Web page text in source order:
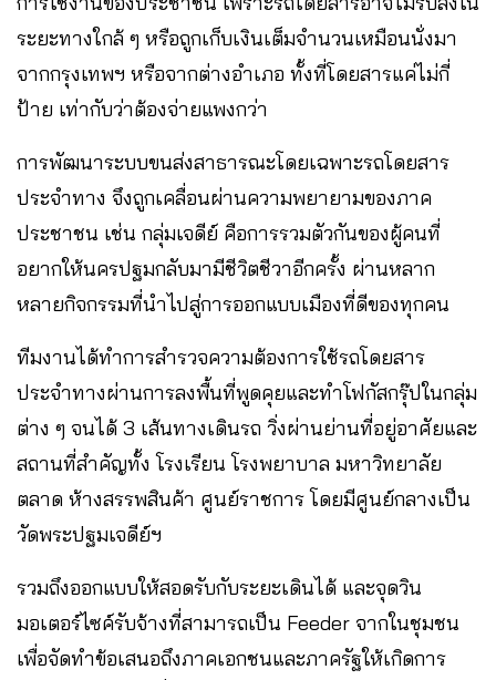
ระยะทางใกล้ ๆ หรือถูกเก็บเงินเต็มจำนวนเหมือนนั่งมา
จากกรุงเทพฯ หรือจากต่างอำเภอ ทั้งที่โดยสารแค่ไม่กี่
ป้าย เท่ากับว่าต้องจ่ายแพงกว่า
การพัฒนาระบบขนส่งสาธารณะโดยเฉพาะรถโดยสาร
ประจำทาง จึงถูกเคลื่อนผ่านความพยายามของภาค
ประชาชน เช่น กลุ่มเจดีย์ คือการรวมตัวกันของผู้คนที่
อยากให้นครปฐมกลับมามีชีวิตชีวาอีกครั้ง ผ่านหลาก
หลายกิจกรรมที่นำไปสู่การออกแบบเมืองที่ดีของทุกคน
ทีมงานได้ทำการสำรวจความต้องการใช้รถโดยสาร
ประจำทางผ่านการลงพื้นที่พูดคุยและทำโฟกัสกรุ๊ปในกลุ่ม
ต่าง ๆ จนได้ 3 เส้นทางเดินรถ วิ่งผ่านย่านที่อยู่อาศัยและ
สถานที่สำคัญทั้ง โรงเรียน โรงพยาบาล มหาวิทยาลัย
ตลาด ห้างสรรพสินค้า ศูนย์ราชการ โดยมีศูนย์กลางเป็น
วัดพระปฐมเจดีย์ฯ
รวมถึงออกแบบให้สอดรับกับระยะเดินได้ และจุดวิน
มอเตอร์ไซค์รับจ้างที่สามารถเป็น Feeder จากในชุมชน
เพื่อจัดทำข้อเสนอถึงภาคเอกชนและภาครัฐให้เกิดการ